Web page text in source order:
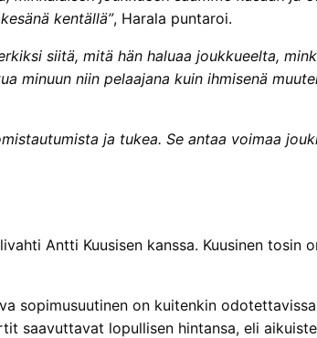
kentällä”, Harala puntaroi.
siitä, mitä hän haluaa joukkueelta,
minuun niin pelaajana kuin ihmisenä
ja tukea. Se antaa voimaa
Antti Kuusisen kanssa. Kuusinen tosin
sopimusuutinen on kuitenkin
saavuttavat lopullisen hintansa, eli